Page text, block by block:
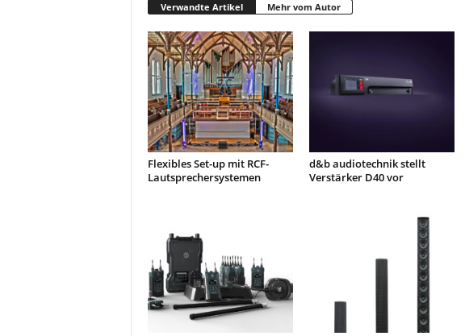
Verwandte Artikel Mehr vom Autor
Flexibles Set-up mit RCF-
Lautsprechersystemen
d&b audiotechnik stellt
Verstärker D40 vor